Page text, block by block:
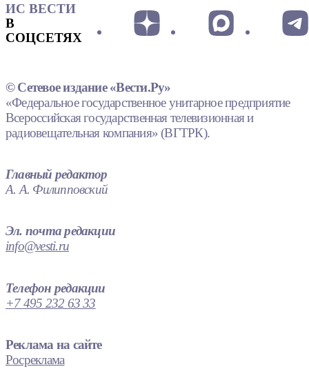
ИС ВЕСТИ
В
СОЦСЕТЯХ
© Сетевое издание «Вести.Ру»
«Федеральное государственное унитарное предприятие
Всероссийская государственная телевизионная и
радиовещательная компания» (ВГТРК).
Главный редактор
А. А. Филипповский
Эл. почта редакции
info@vesti.ru
Телефон редакции
+7 495 232 63 33
Реклама на сайте
Росреклама